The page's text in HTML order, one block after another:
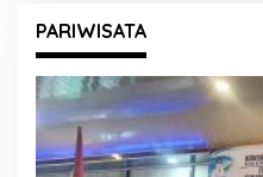
PARIWISATA